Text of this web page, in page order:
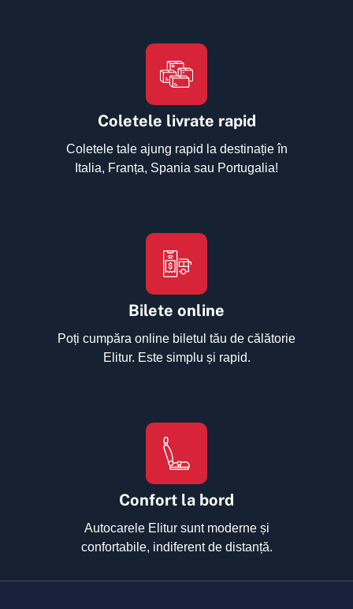
Coletele livrate rapid
Coletele tale ajung rapid la destinație în
Italia, Franța, Spania sau Portugalia!
Bilete online
Poți cumpăra online biletul tău de călătorie
Elitur. Este simplu și rapid.
Confort la bord
Autocarele Elitur sunt moderne și
confortabile, indiferent de distanță.